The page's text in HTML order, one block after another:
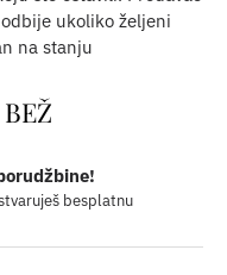
ukoliko željeni
na stanju
besplatnu